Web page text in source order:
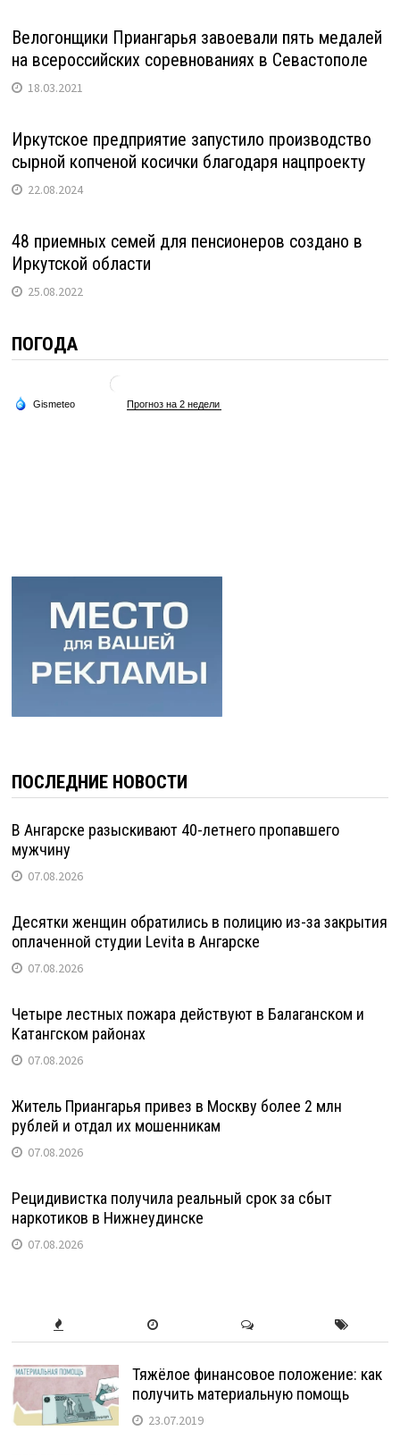
Велогонщики Приангарья завоевали пять медалей
на всероссийских соревнованиях в Севастополе
18.03.2021
Иркутское предприятие запустило производство
сырной копченой косички благодаря нацпроекту
22.08.2024
48 приемных семей для пенсионеров создано в
Иркутской области
25.08.2022
ПОГОДА
ПОСЛЕДНИЕ НОВОСТИ
В Ангарске разыскивают 40-летнего пропавшего
мужчину
07.08.2026
Десятки женщин обратились в полицию из-за закрытия
оплаченной студии Levita в Ангарске
07.08.2026
Четыре лестных пожара действуют в Балаганском и
Катангском районах
07.08.2026
Житель Приангарья привез в Москву более 2 млн
рублей и отдал их мошенникам
07.08.2026
Рецидивистка получила реальный срок за сбыт
наркотиков в Нижнеудинске
07.08.2026
Тяжёлое финансовое положение: как
получить материальную помощь
23.07.2019